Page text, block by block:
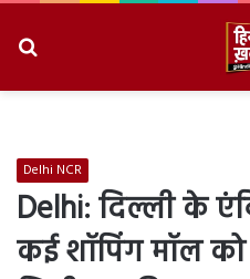
Delhi NCR
Delhi: दिल्ली के
कई शॉपिंग मॉल